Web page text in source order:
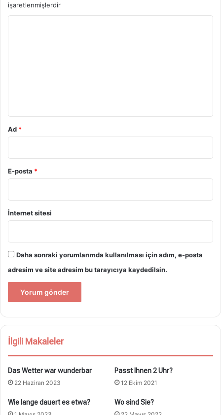
işaretlenmişlerdir
Ad *
E-posta *
İnternet sitesi
Daha sonraki yorumlarımda kullanılması için adım, e-posta
adresim ve site adresim bu tarayıcıya kaydedilsin.
İlgili Makaleler
Das Wetter war wunderbar
22 Haziran 2023
Passt Ihnen 2 Uhr?
12 Ekim 2021
Wie lange dauert es etwa? Wo sind Sie?